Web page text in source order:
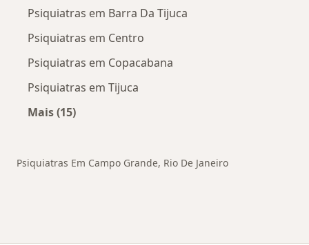
Psiquiatras em Barra Da Tijuca
Psiquiatras em Centro
Psiquiatras em Copacabana
Psiquiatras em Tijuca
Mais (15)
Psiquiatras Em Campo Grande, Rio De Janeiro